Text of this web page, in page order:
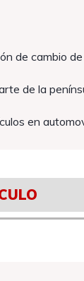
de cambio
de la
en